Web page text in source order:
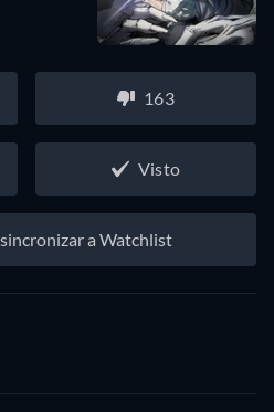
163
Visto
a Watchlist